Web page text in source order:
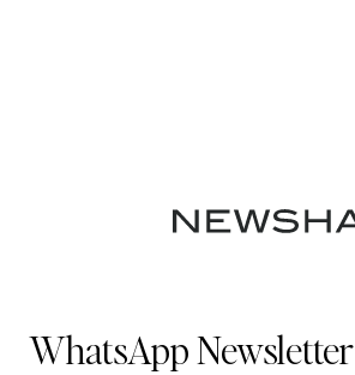
WhatsApp Newsletter